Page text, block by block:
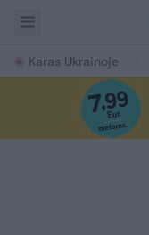
Karas Ukrainoje